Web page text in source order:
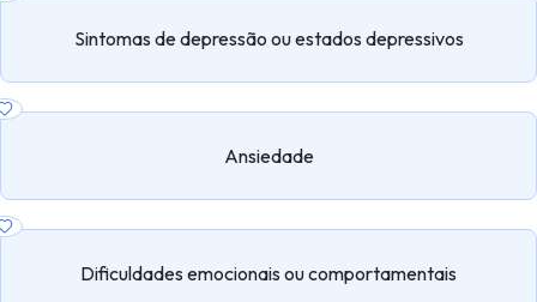
Sintomas de depressão ou estados depressivos
Ansiedade
Dificuldades emocionais ou comportamentais